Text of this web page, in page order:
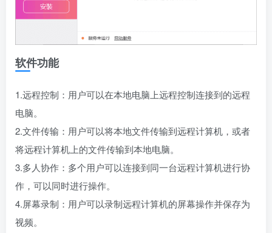
软件功能
1.远程控制：用户可以在本地电脑上远程控制连接到的远程
电脑。
2.文件传输：用户可以将本地文件传输到远程计算机，或者
将远程计算机上的文件传输到本地电脑。
3.多人协作：多个用户可以连接到同一台远程计算机进行协
作，可以同时进行操作。
4.屏幕录制：用户可以录制远程计算机的屏幕操作并保存为
视频。